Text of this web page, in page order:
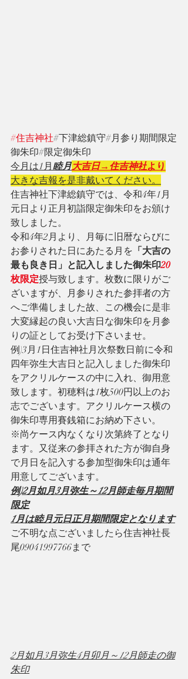
#住吉神社#下津総鎮守#月参り期間限定
御朱印#限定御朱印
今月は1月睦月大吉日→住吉神社より
大きな吉報を是非戴いてください。
住吉神社下津総鎮守では、令和4年1月
元日より正月初詣限定御朱印をお頒け
致しました。
令和4年2月より、月毎に旧暦ならびに
お参りされた日にあたる月を 「大吉の
最も良き日」と記入しました御朱印20
枚限定授与致します。枚数に限りがご
ざいますが、月参りされた参拝者の方
へご準備しました故、この機会に是非
大変縁起の良い大吉日な御朱印を月参
りの証としてお受け下さいませ。
例)3月1日住吉神社月次祭数日前に令和
四年弥生大吉日と記入しました御朱印
をアクリルケースの中に入れ、御用意
致します。初穂料は1枚500円以上のお
志でございます。アクリルケース横の
御朱印専用賽銭箱にお納め下さい。
※尚ケース内なくなり次第終了となり
ます。又従来の参拝された方が御自身
で月日を記入する参加型御朱印は通年
用意してございます。
例)2月如月3月弥生～12月師走毎月期間
限定
1月は睦月元日正月期間限定となります
ご不明な点ございましたら住吉神社長
尾09041997766まで
2月如月3月弥生4月卯月～12月師走の御
朱印